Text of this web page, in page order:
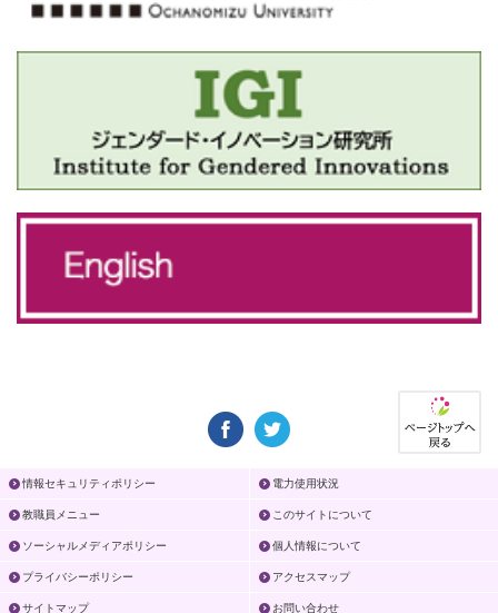
情報セキュリティポリシー 電力使用状況
教職員メニュー このサイトについて
ソーシャルメディアポリシー 個人情報について
プライバシーポリシー アクセスマップ
サイトマップ お問い合わせ